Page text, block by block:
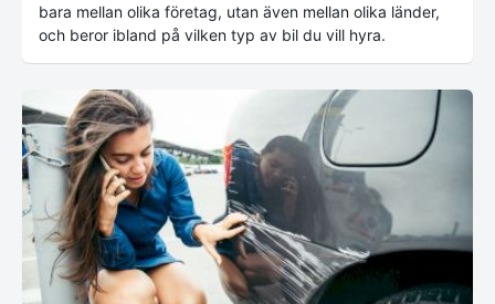
bara mellan olika företag, utan även mellan olika länder,
och beror ibland på vilken typ av bil du vill hyra.